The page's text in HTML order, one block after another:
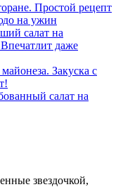
Простой рецепт
на ужин
салат на
даже
Закуска с
салат на
звездочкой,